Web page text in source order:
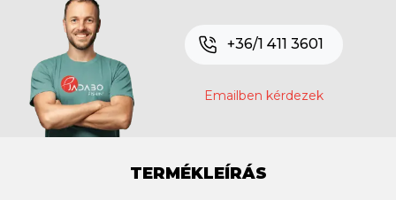
+36/1 411 3601
Emailben kérdezek
TERMÉKLEÍRÁS